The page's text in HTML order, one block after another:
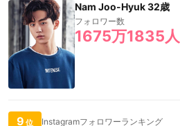
Nam Joo-Hyuk 32歳
フォロワー数
1675万1835人
9 位 Instagramフォロワーランキング